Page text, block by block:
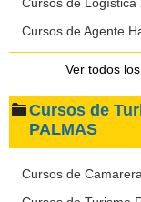
Cursos de Agente
Ver todos
Cursos de
PALMAS
Cursos de